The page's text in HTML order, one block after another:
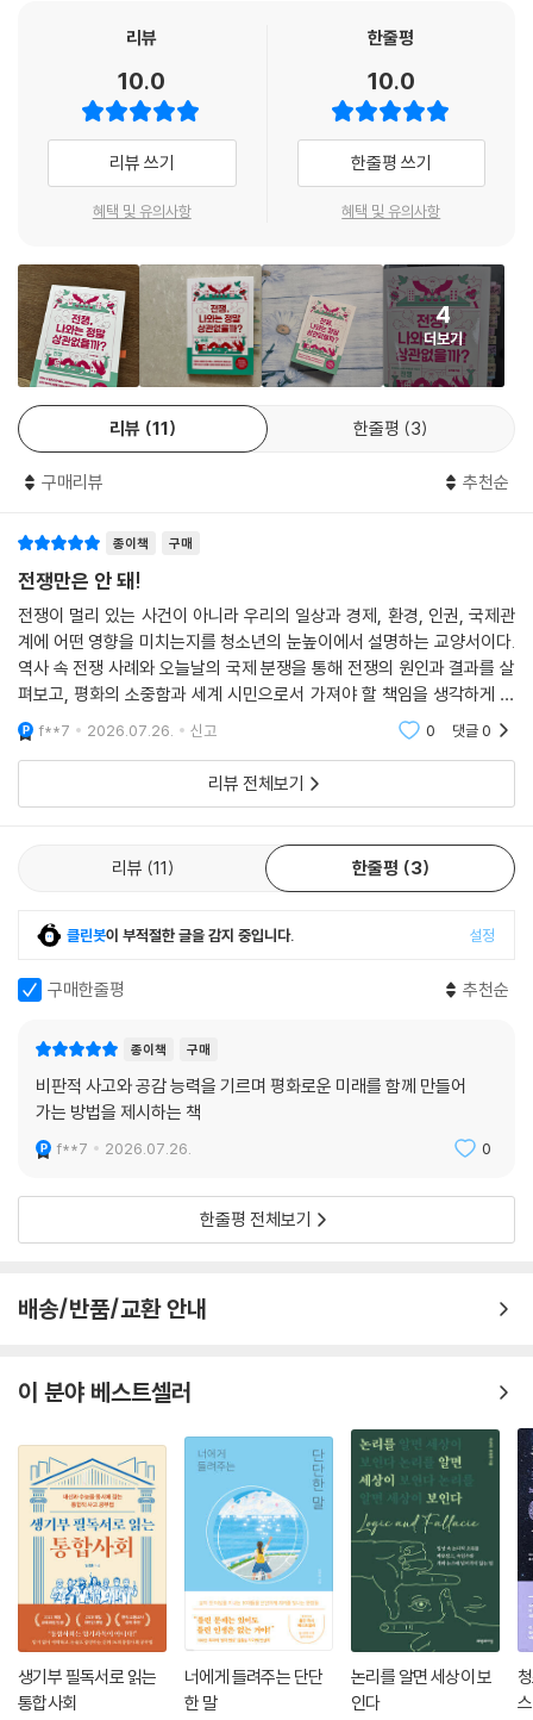
평화를 지키는 힘인지 아니면 갈등을 증폭시키는 요인인지. 자국의 이익을
위한 전쟁은 정당화될 수 있는지 등. 책은 쉽게 결론 내릴 수 없는 질문들을
중심으로 서로 다른 시각과 논리를 균형 있게 제시한다. 또한 오늘날 전쟁
이 인공지능 기술과 결합하여 어떻게 달라졌는지에도 주목한다. 알고리즘
을 타고 확산되는 전쟁 영상과 가짜뉴스, 여론을 조작하는 정보전, 첨단 기
이 현대 사회를 비판적으로 읽어낼 수 있도록 돕는다.
전쟁을 통해 ‘우리가 살아가는 세계의 구조를 이해하는 힘’을
기르는 신기한 토론책!
<중고생 논‧서술형 주제토론 수업 시리즈>는 청소년이 복잡한 사회문제
를 깊이 이해하고, 스스로 사고하며 자신의 언어로 표현할 수 있도록 돕는
‘차르 봄바 실험’, 군대를 폐지한 ‘코스타리카’의 사례, 자국 안보를 위한 군
통계, 다양한 연구 자료를 바탕으로 전쟁을 둘러싼 쟁점들을 생생하고 깊
이 있게 풀어냈다. 또한 전쟁을 단순한 국가 간 충돌로 바라보는 데 그치지
않고, 안보와 공생, 권력과 자본, 기술과 민주주의의 관계를 함께 질문함으
로써, 불안정한 세계 속에서 오늘날 시민에게 필요한 태도와 책임은 무엇
인지 스스로 고민해 보도록 이끈다.
전쟁은 더 이상 먼 나라의 뉴스가 아니다. 지금 우리가 살아가는 세계의 구
조를 이해하는 중요한 열쇠다. 이 책은 청소년들이 그 거대한 질문 앞에서
스스로 생각하고 토론하며, 자신만의 시선과 언어로 세계를 해석해 나갈
수 있도록 이끌어 줄 것이다.
리뷰
10.0
리뷰 쓰기
혜택 및 유의사항
한줄평
10.0
한줄평 쓰기
혜택 및 유의사항
4
더보기
리뷰 11 한줄평 3
구매리뷰 추천순
종이책 구매
전쟁만은 안 돼!
전쟁이 멀리 있는 사건이 아니라 우리의 일상과 경제, 환경, 인권, 국제관
계에 어떤 영향을 미치는지를 청소년의 눈높이에서 설명하는 교양서이다.
역사 속 전쟁 사례와 오늘날의 국제 분쟁을 통해 전쟁의 원인과 결과를 살
펴보고, 평화의 소중함과 세계 시민으로서 가져야 할 책임을 생각하게 한
다. 비판적 사고와 공감 능력을 기르며 평화로운 미래를 함께 만들어 가는
방법을 제시하는
f**7 2026.07.26. 신고 0 댓글0
리뷰 전체보기
리뷰 11 한줄평 3
클린봇이 부적절한 글을 감지 중입니다. 설정
구매한줄평 추천순
종이책 구매
비판적 사고와 공감 능력을 기르며 평화로운 미래를 함께 만들어
가는 방법을 제시하는 책
f**7 2026.07.26. 0
한줄평 전체보기
배송/반품/교환 안내
이 분야 베스트셀러
생기부 필독서로 읽는
통합사회
너에게 들려주는 단단
한 말
논리를 알면 세상이 보
인다
스